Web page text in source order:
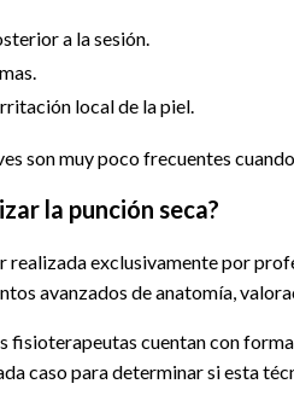
a la sesión.
local de la piel.
son muy poco frecuentes
la punción seca?
realizada exclusivamente por
avanzados de anatomía,
fisioterapeutas cuentan con
caso para determinar si esta